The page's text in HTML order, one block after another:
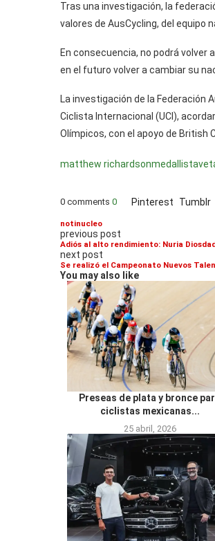
Tras una investigación, la
valores de AusCycling, del equipo
En consecuencia, no podrá
en el futuro volver a cambiar su
La investigación de la Federación
Ciclista Internacional (UCI),
Olímpicos, con el apoyo de British
matthew richardsonmedallista
0 comments 0 Pinterest Tumblr
notinucleo
previous post
Adiós al alto rendimiento: Nuria
next post
Se realizó el Campeonato Nuevos
You may also like
Preseas de plata y bronce
ciclistas mexicanas...
25 abril, 2026